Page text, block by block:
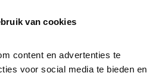
van cookies
content en advertenties te
voor social media te bieden en
FRAAIE